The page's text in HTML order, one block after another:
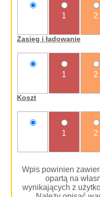
1 2
Zasięg i ładowanie
1 2
Koszt
1 2
Wpis powinien
opartą na
wynikających z